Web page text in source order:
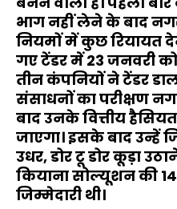
भाग नहीं लेने के बाद नगर
नियमों में कुछ रियायत
गए टेंडर में 23 जनवरी
तीन कंपनियों ने टेंडर
संसाधनों का परीक्षण
बाद उनके वित्तीय
जाएगा। इसके बाद उन्हें
उधर, डोर टू डोर कूड़ा
कियाना सोल्यूशन की 14
जिम्मेदारी थी।